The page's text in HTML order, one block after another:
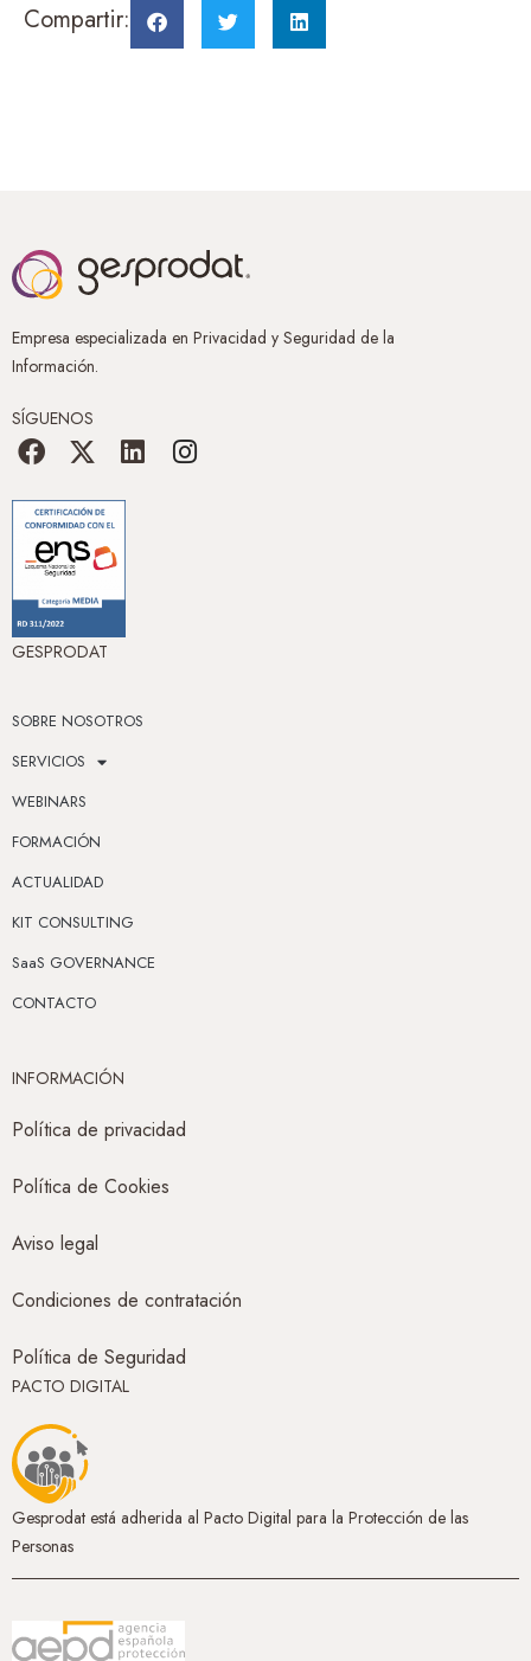
Compartir:
Empresa especializada en Privacidad y Seguridad de la
Información.
SÍGUENOS
GESPRODAT
SOBRE NOSOTROS
SERVICIOS
WEBINARS
FORMACIÓN
ACTUALIDAD
KIT CONSULTING
SaaS GOVERNANCE
CONTACTO
INFORMACIÓN
Política de privacidad
Política de Cookies
Aviso legal
Condiciones de contratación
Política de Seguridad
PACTO DIGITAL
Gesprodat está adherida al Pacto Digital para la Protección de las
Personas